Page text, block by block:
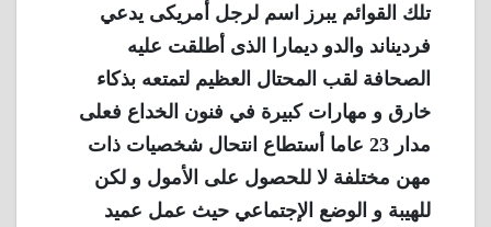
تلك القوائم يبرز اسم لرجل أمريكى يدعي
فرديناند والدو ديمارا الذى أطلقت عليه
الصحافة لقب المحتال العظيم لتمتعه بذكاء
خارق و مهارات كبيرة في فنون الخداع فعلى
مدار 23 عاما أستطاع انتحال شخصيات ذات
مهن مختلفة لا للحصول على الأمول و لكن
للهيبة و الوضع الإجتماعي حيث عمل عميد